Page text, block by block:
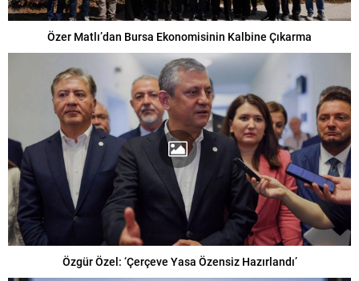
Özer Matlı’dan Bursa Ekonomisinin Kalbine Çıkarma
Özgür Özel: ‘Çerçeve Yasa Özensiz Hazırlandı’